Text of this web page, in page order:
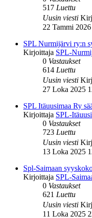
517 Luettu
Uusin viesti
22 Tammi
SPL Nurmijärvi ry:n
Kirjoittaja SPL-
0 Vastaukset
614 Luettu
Uusin viesti
27 Loka 2025
SPL Itäuusimaa Ry
Kirjoittaja SPL-
0 Vastaukset
723 Luettu
Uusin viesti
13 Loka 2025
Spl-Saimaan
Kirjoittaja SPL-
0 Vastaukset
621 Luettu
Uusin viesti
11 Loka 2025